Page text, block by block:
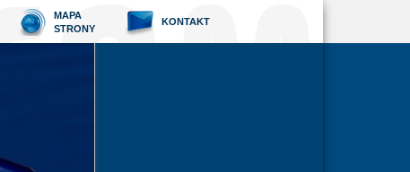
MAPA
STRONY
KONTAKT